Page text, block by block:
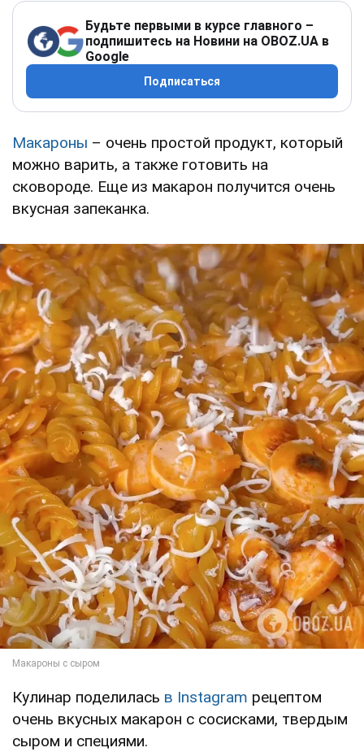
Будьте первыми в курсе главного –
подпишитесь на Новини на OBOZ.UA в
Google
Подписаться
Макароны – очень простой продукт, который
можно варить, а также готовить на
сковороде. Еще из макарон получится очень
вкусная запеканка.
Кулинар поделилась в Instagram рецептом
очень вкусных макарон с сосисками, твердым
сыром и специями.